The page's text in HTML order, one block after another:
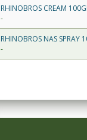
RHINOBROS CREAM
-
RHINOBROS NAS SPRAY
-